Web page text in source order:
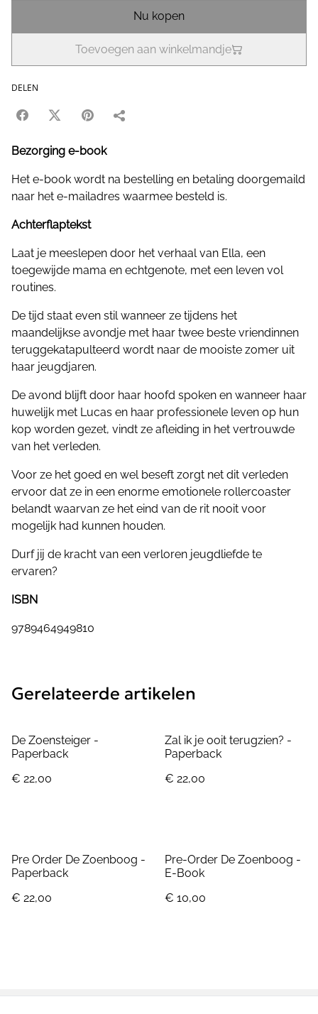
Nu kopen
Toevoegen aan winkelmandje
DELEN
Bezorging e-book
Het e-book wordt na bestelling en betaling doorgemaild
naar het e-mailadres waarmee besteld is.
Achterflaptekst
Laat je meeslepen door het verhaal van Ella, een
toegewijde mama en echtgenote, met een leven vol
routines.
De tijd staat even stil wanneer ze tijdens het
maandelijkse avondje met haar twee beste vriendinnen
teruggekatapulteerd wordt naar de mooiste zomer uit
haar jeugdjaren.
De avond blijft door haar hoofd spoken en wanneer haar
huwelijk met Lucas en haar professionele leven op hun
kop worden gezet, vindt ze afleiding in het vertrouwde
van het verleden.
Voor ze het goed en wel beseft zorgt net dit verleden
ervoor dat ze in een enorme emotionele rollercoaster
belandt waarvan ze het eind van de rit nooit voor
mogelijk had kunnen houden.
Durf jij de kracht van een verloren jeugdliefde te
ervaren?
ISBN
9789464949810
Gerelateerde artikelen
De Zoensteiger -
Paperback
€ 22,00
Zal ik je ooit terugzien? -
Paperback
€ 22,00
Pre Order De Zoenboog -
Paperback
€ 22,00
Pre-Order De Zoenboog -
E-Book
€ 10,00